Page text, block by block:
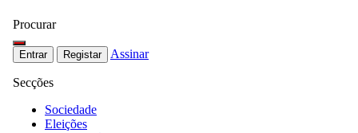
Procurar
Entrar Registar Assinar
Secções
Sociedade
Eleições